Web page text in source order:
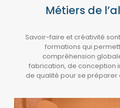
Métiers de
Savoir-faire et créativité
formations qui
compréhension
fabrication, de conception
de qualité pour se préparer